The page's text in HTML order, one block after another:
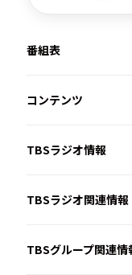
番組表
コンテンツ
TBSラジオ情報
TBSラジオ関連情報
TBSグループ関連情